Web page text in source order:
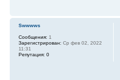
Swwwws
Сообщения: 1
Зарегистрирован: Ср фев 02, 2022
11:31
Репутация: 0